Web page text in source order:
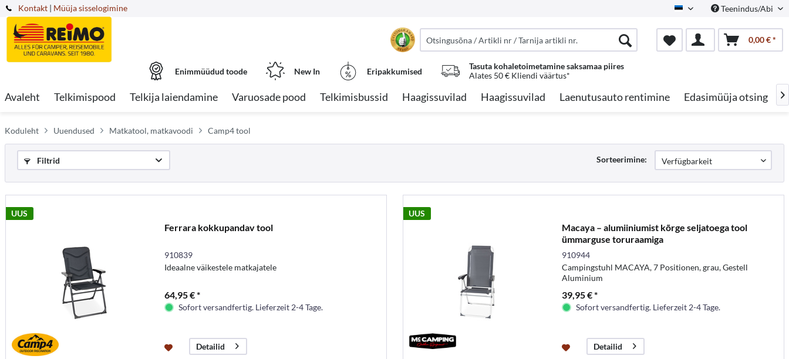
Kontakt Estonian Teenindus/Abi
| Müüja sisselogimine
0,00 € *
Enimmüüdud toode New In Eripakkumised
Tasuta kohaletoimetamine saksamaa piires
Alates 50 € Kliendi väärtus*
Avaleht Telkimispood Telkija laiendamine Varuosade pood Telkimisbussid Haagissuvilad Haagissuvilad Laenutusauto rentimine Edasimüüja otsing 
Koduleht Uuendused Matkatool, matkavoodi Camp4 tool
Filtrid Sorteerimine:
UUS
Ferrara kokkupandav tool
910839
Ideaalne väikestele matkajatele
64,95 € *
Sofort versandfertig. Lieferzeit 2-4 Tage.
Detailid
UUS
Macaya – alumiiniumist kõrge seljatoega tool
ümmarguse toruraamiga
910944
Campingstuhl MACAYA, 7 Positionen, grau, Gestell
Aluminium
39,95 € *
Sofort versandfertig. Lieferzeit 2-4 Tage.
Detailid